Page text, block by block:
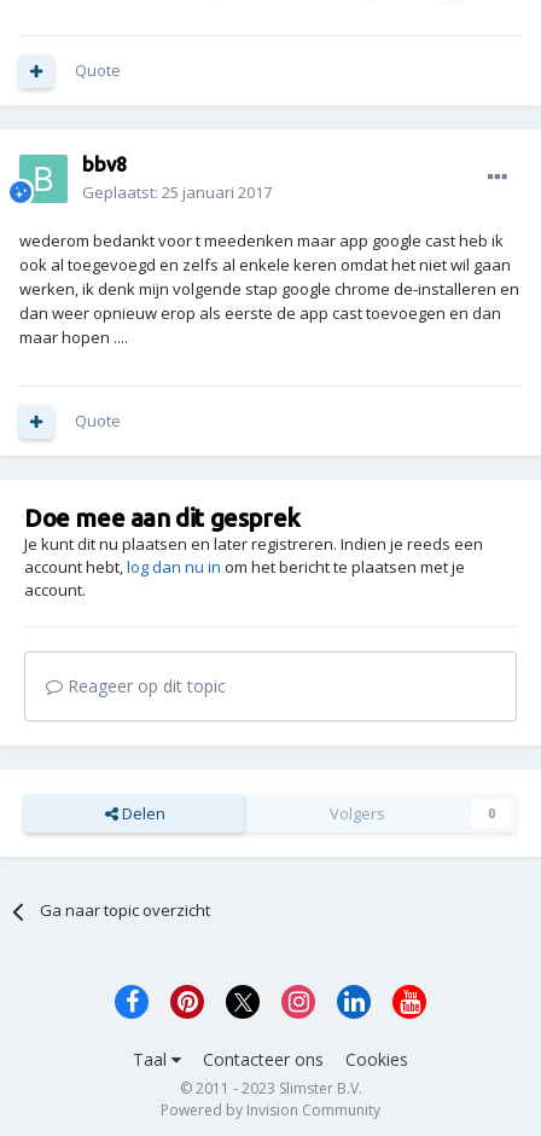
Quote
bbv8
Geplaatst: 25 januari 2017
wederom bedankt voor t meedenken maar app google cast heb ik
ook al toegevoegd en zelfs al enkele keren omdat het niet wil gaan
werken, ik denk mijn volgende stap google chrome de-installeren en
dan weer opnieuw erop als eerste de app cast toevoegen en dan
maar hopen ....
Quote
Doe mee aan dit gesprek
Je kunt dit nu plaatsen en later registreren. Indien je reeds een
account hebt,log dan nu in om het bericht te plaatsen met je
account.
Reageer op dit topic
Delen Volgers 0
Ga naar topic overzicht
Taal Contacteer ons Cookies
© 2011 - 2023 Slimster B.V.
Powered by Invision Community